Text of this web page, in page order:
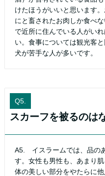
けたほうがいいと思います
にと畜されたお肉しか食べ
で近所に住んでいる人がい
い。食事については観光客
犬が苦手な人が多いです。
Q5.
スカーフを被るのは
A5. イスラームでは、品の
す。女性も男性も、あまり
体の美しい部分をやたらに